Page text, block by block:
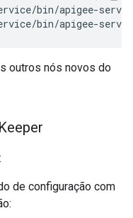
bin/apigee-
outros nós novos do
Keeper
de configuração com